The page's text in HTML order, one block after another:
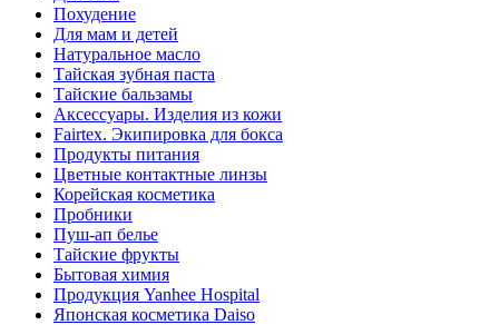
Похудение
Для мам и детей
Натуральное масло
Тайская зубная паста
Тайские бальзамы
Аксессуары. Изделия из кожи
Fairtex. Экипировка для бокса
Продукты питания
Цветные контактные линзы
Корейская косметика
Пробники
Пуш-ап белье
Тайские фрукты
Бытовая химия
Продукция Yanhee Hospital
Японская косметика Daiso